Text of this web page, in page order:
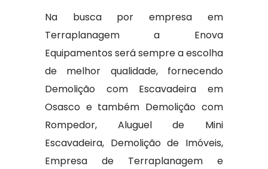
Na busca por empresa em
Terraplanagem a Enova
Equipamentos será sempre a escolha
de melhor qualidade, fornecendo
Demolição com Escavadeira em
Osasco e também Demolição com
Rompedor, Aluguel de Mini
Escavadeira, Demolição de Imóveis,
Empresa de Terraplanagem e